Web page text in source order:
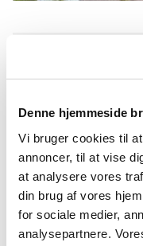
Denne hjemmeside
Vi bruger cookies til
annoncer, til at vise
at analysere vores
din brug af vores
for sociale medier,
analysepartnere.
Søndag 31.
København